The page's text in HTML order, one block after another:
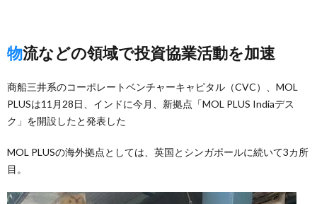
物流などの領域で投資協業活動を加速
商船三井系のコーポレートベンチャーキャピタル（CVC）、MOL
PLUSは11月28日、インドに今月、新拠点「MOL PLUS Indiaデス
ク」を開設したと発表した
MOL PLUSの海外拠点としては、英国とシンガポールに続いて3カ所
目。